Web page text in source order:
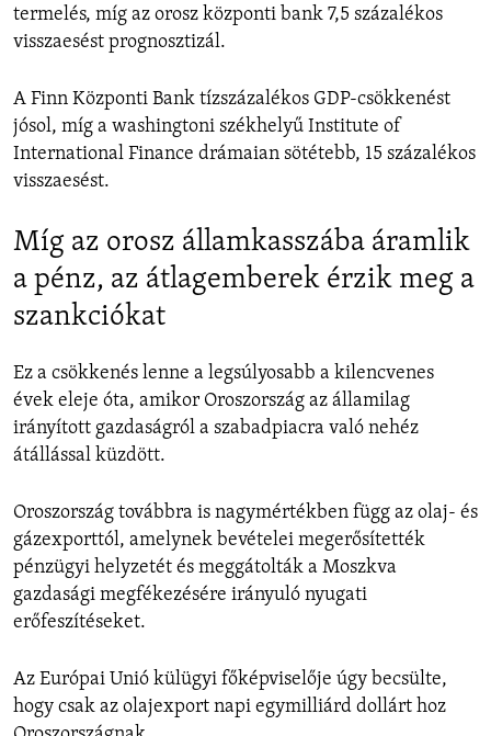
termelés, míg az orosz központi bank 7,5 százalékos
visszaesést prognosztizál.
A Finn Központi Bank tízszázalékos GDP-csökkenést
jósol, míg a washingtoni székhelyű Institute of
International Finance drámaian sötétebb, 15 százalékos
visszaesést.
Míg az orosz államkasszába áramlik
a pénz, az átlagemberek érzik meg a
szankciókat
Ez a csökkenés lenne a legsúlyosabb a kilencvenes
évek eleje óta, amikor Oroszország az államilag
irányított gazdaságról a szabadpiacra való nehéz
átállással küzdött.
Oroszország továbbra is nagymértékben függ az olaj- és
gázexporttól, amelynek bevételei megerősítették
pénzügyi helyzetét és meggátolták a Moszkva
gazdasági megfékezésére irányuló nyugati
erőfeszítéseket.
Az Európai Unió külügyi főképviselője úgy becsülte,
hogy csak az olajexport napi egymilliárd dollárt hoz